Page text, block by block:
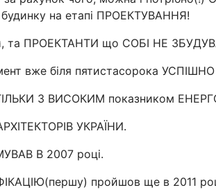
на етапі ПРОЕКТУВАННЯ!
та ПРОЕКТАНТИ що СОБІ НЕ
вже біля пятистасорока
З ВИСОКИМ показником
УКРАЇНИ.
В 2007 році.
пройшов ще в 2011